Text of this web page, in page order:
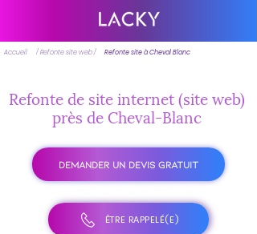
Accueil / Refonte site web / Refonte site à Cheval Blanc
Refonte de site internet (site web)
près de Cheval-Blanc
DEMANDER UN DEVIS GRATUIT
ÊTRE RAPPELÉ(E)